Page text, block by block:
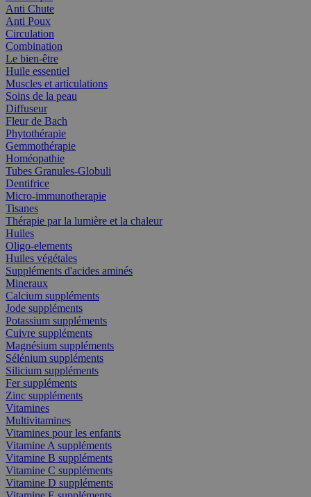
Anti Chute
Anti Poux
Circulation
Combination
Le bien-être
Huile essentiel
Muscles et articulations
Soins de la peau
Diffuseur
Fleur de Bach
Phytothérapie
Gemmothérapie
Homéopathie
Tubes Granules-Globuli
Dentifrice
Micro-immunotherapie
Tisanes
Thérapie par la lumière et la chaleur
Huiles
Oligo-elements
Huiles végétales
Suppléments d'acides aminés
Mineraux
Calcium suppléments
Jode suppléments
Potassium suppléments
Cuivre suppléments
Magnésium suppléments
Sélénium suppléments
Silicium suppléments
Fer suppléments
Zinc suppléments
Vitamines
Multivitamines
Vitamines pour les enfants
Vitamine A suppléments
Vitamine B suppléments
Vitamine C suppléments
Vitamine D suppléments